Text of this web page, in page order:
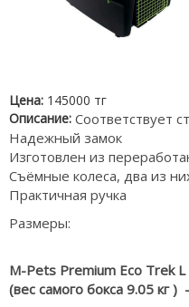
Цена: 145000 тг
Описание: Соответствует
Надежный замок
Изготовлен из
Съёмные колеса, два из
Практичная ручка
Размеры:
M-Pets Premium Eco Trek
(вес самого бокса 9.05 кг